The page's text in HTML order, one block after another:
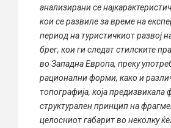
анализирани се
кои се развиле за време на
период на туристичкиот развој
брег, кои ги следат стилските
во Западна Европа, преку
рационални форми, како и
топографија, која
структурален принцип на
целосниот габарит во неколку